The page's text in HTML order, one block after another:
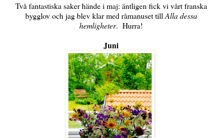
Två fantastiska saker hände i maj: äntligen fick vi vårt franska
bygglov och jag blev klar med råmanuset till Alla dessa
hemligheter. Hurra!
Juni